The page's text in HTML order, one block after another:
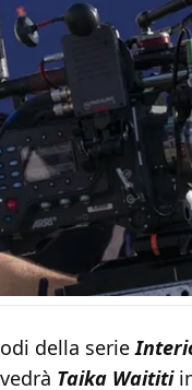
della serie
Taika Waititi